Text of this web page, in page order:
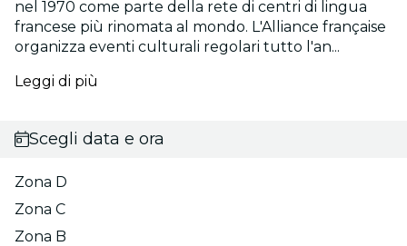
nel 1970 come parte della rete di centri di lingua
francese più rinomata al mondo. L'Alliance française
organizza eventi culturali regolari tutto l'an...
Leggi di più
Scegli data e ora
Zona D
Zona C
Zona B